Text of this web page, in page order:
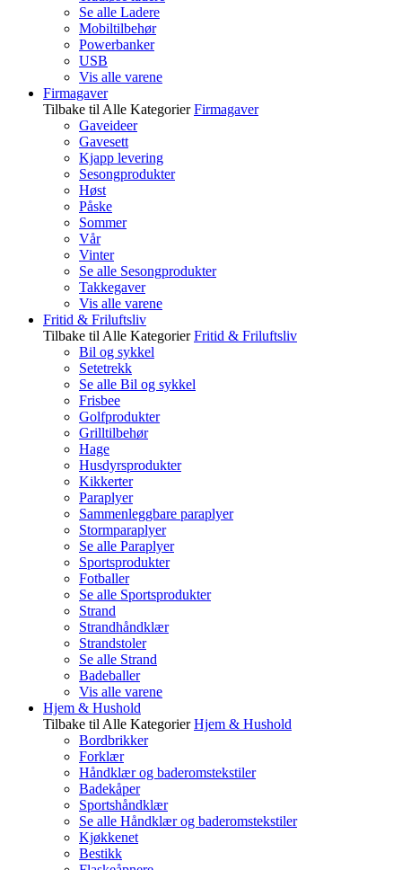
Se alle Ladere
Mobiltilbehør
Powerbanker
USB
Vis alle varene
Firmagaver
Tilbake til Alle Kategorier Firmagaver
Gaveideer
Gavesett
Kjapp levering
Sesongprodukter
Høst
Påske
Sommer
Vår
Vinter
Se alle Sesongprodukter
Takkegaver
Vis alle varene
Fritid & Friluftsliv
Tilbake til Alle Kategorier Fritid & Friluftsliv
Bil og sykkel
Setetrekk
Se alle Bil og sykkel
Frisbee
Golfprodukter
Grilltilbehør
Hage
Husdyrsprodukter
Kikkerter
Paraplyer
Sammenleggbare paraplyer
Stormparaplyer
Se alle Paraplyer
Sportsprodukter
Fotballer
Se alle Sportsprodukter
Strand
Strandhåndklær
Strandstoler
Se alle Strand
Badeballer
Vis alle varene
Hjem & Hushold
Tilbake til Alle Kategorier Hjem & Hushold
Bordbrikker
Forklær
Håndklær og baderomstekstiler
Badekåper
Sportshåndklær
Se alle Håndklær og baderomstekstiler
Kjøkkenet
Bestikk